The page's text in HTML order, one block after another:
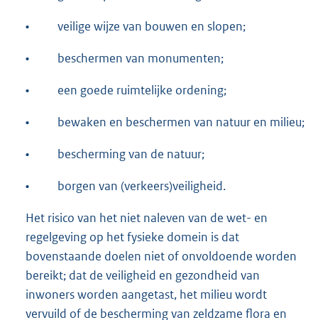
• veilige wijze van bouwen en slopen;
• beschermen van monumenten;
• een goede ruimtelijke ordening;
• bewaken en beschermen van natuur en milieu;
• bescherming van de natuur;
• borgen van (verkeers)veiligheid.
Het risico van het niet naleven van de wet- en
regelgeving op het fysieke domein is dat
bovenstaande doelen niet of onvoldoende worden
bereikt; dat de veiligheid en gezondheid van
inwoners worden aangetast, het milieu wordt
vervuild of de bescherming van zeldzame flora en